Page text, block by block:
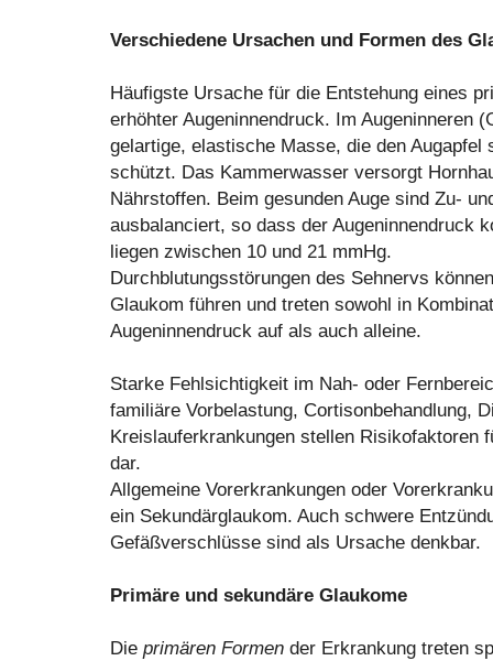
Verschiedene Ursachen und Formen des
Häufigste Ursache für die Entstehung eines
erhöhter Augeninnendruck. Im Augeninneren
gelartige, elastische Masse, die den Augapfel
schützt. Das Kammerwasser versorgt
Nährstoffen. Beim gesunden Auge sind Zu-
ausbalanciert, so dass der Augeninnendruck
liegen zwischen 10 und 21 mmHg.
Durchblutungsstörungen des Sehnervs
Glaukom führen und treten sowohl in
Augeninnendruck auf als auch alleine.
Starke Fehlsichtigkeit im Nah- oder
familiäre Vorbelastung, Cortisonbehandlung,
Kreislauferkrankungen stellen Risikofaktoren
dar.
Allgemeine Vorerkrankungen oder
ein Sekundärglaukom. Auch schwere
Gefäßverschlüsse sind als Ursache denkbar.
Primäre und sekundäre Glaukome
Die primären Formen der Erkrankung treten